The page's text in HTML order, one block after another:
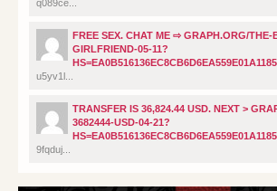
q089ce...
FREE SEX. CHAT ME ⇨ GRAPH.ORG/THE-
GIRLFRIEND-05-11?
u5yv1l...
TRANSFER IS 36,824.44 USD. NEXT >
3682444-USD-04-21?
9fqduj...